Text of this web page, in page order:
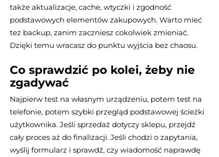
także aktualizacje, cache, wtyczki i zgodność
podstawowych elementów zakupowych. Warto mieć
też backup, zanim zaczniesz cokolwiek zmieniać.
Dzięki temu wracasz do punktu wyjścia bez chaosu.
Co sprawdzić po kolei, żeby nie
zgadywać
Najpierw test na własnym urządzeniu, potem test na
telefonie, potem szybki przegląd podstawowej ścieżki
użytkownika. Jeśli sprzedaż dotyczy sklepu, przejdź
cały proces aż do finalizacji. Jeśli chodzi o zapytania,
wyślij formularz i sprawdź, czy wiadomość naprawdę